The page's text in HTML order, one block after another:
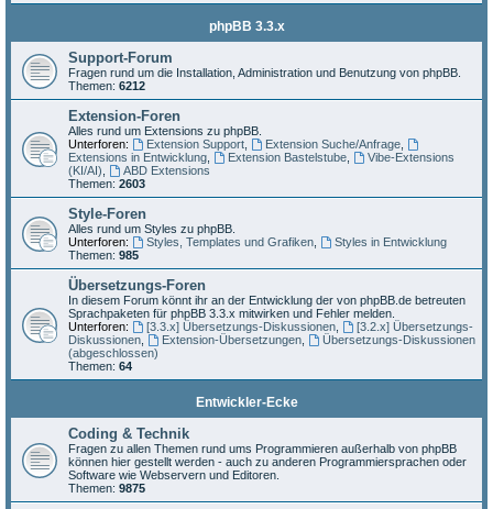
phpBB 3.3.x
Support-Forum
Fragen rund um die Installation, Administration und Benutzung von phpBB.
Themen: 6212
Extension-Foren
Alles rund um Extensions zu phpBB.
Unterforen:
Extension Support, Extension Suche/Anfrage,
Extensions in Entwicklung
Extension Bastelstube,
Vibe-Extensions
(KI/AI)
ABD Extensions
Themen: 2603
Style-Foren
Alles rund um Styles zu phpBB.
Unterforen:
Styles, Templates und Grafiken,
Styles in Entwicklung
Themen: 985
Übersetzungs-Foren
In diesem Forum könnt ihr an der Entwicklung der von phpBB.de betreuten
Sprachpaketen für phpBB 3.3.x mitwirken und Fehler melden.
Unterforen:
[3.3.x] Übersetzungs-Diskussionen,
[3.2.x] Übersetzungs-
Diskussionen
Extension-Übersetzungen,
Übersetzungs-Diskussionen
(abgeschlossen)
Themen: 64
Entwickler-Ecke
Coding & Technik
Fragen zu allen Themen rund ums Programmieren außerhalb von phpBB
können hier gestellt werden - auch zu anderen Programmiersprachen oder
Software wie Webservern und Editoren.
Themen: 9875